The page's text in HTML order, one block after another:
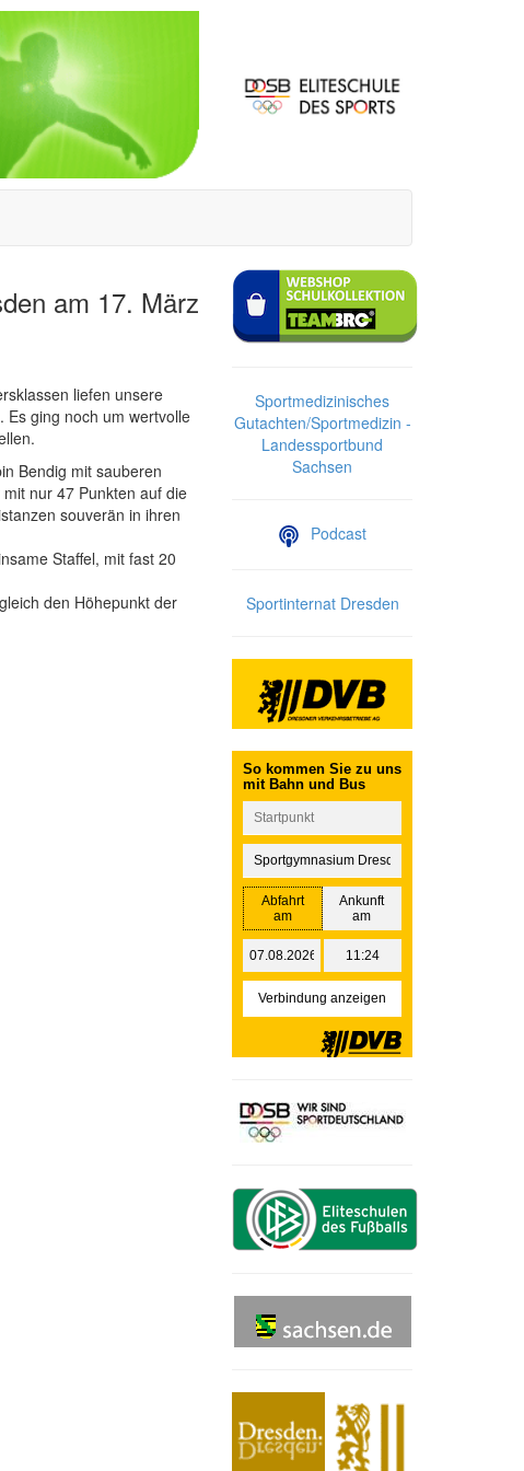
am 17. März
liefen unsere
ging noch um wertvolle
Bendig mit sauberen
nur 47 Punkten auf die
souverän in ihren
Staffel, mit fast 20
den Höhepunkt der
Sportmedizinisches
Gutachten/Sportmedizin -
Landessportbund
Sachsen
Podcast
Sportinternat Dresden